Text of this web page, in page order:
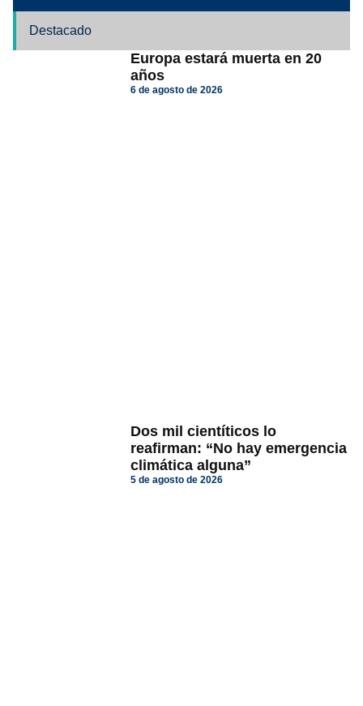
Destacado
Europa estará muerta en 20
años
6 de agosto de 2026
Dos mil cientíticos lo
reafirman: “No hay emergencia
climática alguna”
5 de agosto de 2026